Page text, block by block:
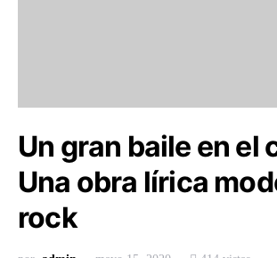
Un gran baile en el
Una obra lírica
rock